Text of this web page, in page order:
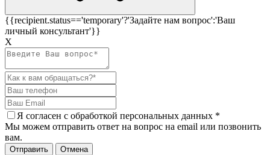
{{recipient.status=='temporary'?'Задайте нам вопрос':'Ваш
личный консультант'}}
Х
Я согласен c обработкой персональных данных *
Мы можем отправить ответ на вопрос на email или позвонить
вам.
Отправить Отмена